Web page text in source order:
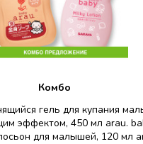
Комбо
гель для купания
эффектом, 450 мл arau.
для малышей, 120 мл